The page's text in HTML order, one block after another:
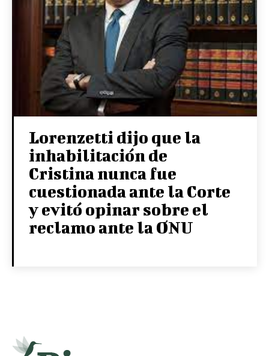
Lorenzetti dijo que la
inhabilitación de
Cristina nunca fue
cuestionada ante la Corte
y evitó opinar sobre el
reclamo ante la ONU